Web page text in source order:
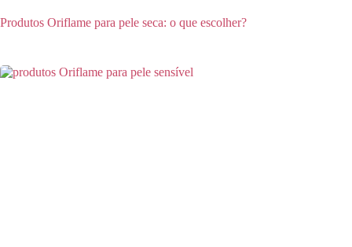
Produtos Oriflame para pele seca: o que escolher?